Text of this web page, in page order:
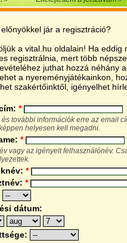
jár a regisztráció?
a vital.hu oldalain! Ha eddig
regisztrálnia, mert több
juthat hozzá néhány
a nyereményjátékainkon,
szakértőinktől, igényelhet
*
és további információk erre az email
helyesen kell megadni.
*
vagy az igényelt felhasználónév.
*
*
dátum: